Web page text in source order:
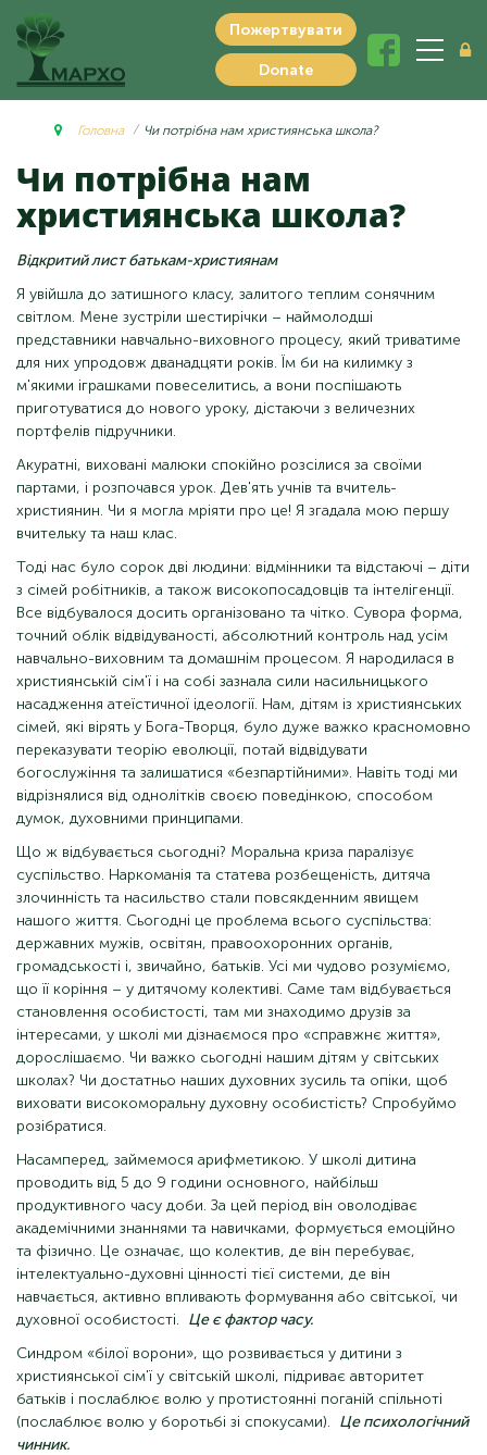
Пожертвувати
Donate
Головна Чи потрібна нам християнська школа?
Чи потрібна нам
християнська школа?
Відкритий лист батькам-християнам
Я увійшла до затишного класу, залитого теплим сонячним
світлом. Мене зустріли шестирічки – наймолодші
представники навчально-виховного процесу, який триватиме
для них упродовж дванадцяти років. Їм би на килимку з
м'якими іграшками повеселитись, а вони поспішають
приготуватися до нового уроку, дістаючи з величезних
портфелів підручники.
Акуратні, виховані малюки спокійно розсілися за своїми
партами, і розпочався урок. Дев'ять учнів та вчитель-
християнин. Чи я могла мріяти про це! Я згадала мою першу
вчительку та наш клас.
Тоді нас було сорок дві людини: відмінники та відстаючі – діти
з сімей робітників, а також високопосадовців та інтелігенції.
Все відбувалося досить організовано та чітко. Сувора форма,
точний облік відвідуваності, абсолютний контроль над усім
навчально-виховним та домашнім процесом. Я народилася в
християнській сім'ї і на собі зазнала сили насильницького
насадження атеїстичної ідеології. Нам, дітям із християнських
сімей, які вірять у Бога-Творця, було дуже важко красномовно
переказувати теорію еволюції, потай відвідувати
богослужіння та залишатися «безпартійними». Навіть тоді ми
відрізнялися від однолітків своєю поведінкою, способом
думок, духовними принципами.
Що ж відбувається сьогодні? Моральна криза паралізує
суспільство. Наркоманія та статева розбещеність, дитяча
злочинність та насильство стали повсякденним явищем
нашого життя. Сьогодні це проблема всього суспільства:
державних мужів, освітян, правоохоронних органів,
громадськості і, звичайно, батьків. Усі ми чудово розуміємо,
що її коріння – у дитячому колективі. Саме там відбувається
становлення особистості, там ми знаходимо друзів за
інтересами, у школі ми дізнаємося про «справжнє життя»,
дорослішаємо. Чи важко сьогодні нашим дітям у світських
школах? Чи достатньо наших духовних зусиль та опіки, щоб
виховати високоморальну духовну особистість? Спробуймо
розібратися.
Насамперед, займемося арифметикою. У школі дитина
проводить від 5 до 9 години основного, найбільш
продуктивного часу доби. За цей період він оволодіває
академічними знаннями та навичками, формується емоційно
та фізично. Це означає, що колектив, де він перебуває,
інтелектуально-духовні цінності тієї системи, де він
навчається, активно впливають формування або світської, чи
духовної особистості. Це є фактор часу.
Синдром «білої ворони», що розвивається у дитини з
християнської сім'ї у світській школі, підриває авторитет
батьків і послаблює волю у протистоянні поганій спільноті
(послаблює волю у боротьбі зі спокусами). Це психологічний
чинник.